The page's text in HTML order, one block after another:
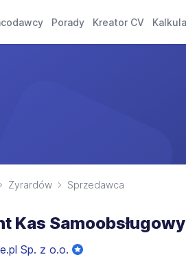
Porady Kreator CV
Żyrardów Sprzedawca
Kas
Sp. z o.o.